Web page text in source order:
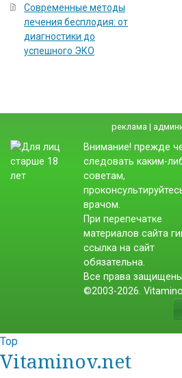
Современные методы
лечения бесплодия: от
диагностики до
успешного ЭКО
реклама |
Внимание! прежде
следовать каким-
советам,
врачом.
При перепечатке
материалов сайта
ссылка на сайт
обязательна.
Все права защищены
©2003-2026.
Top
Vitaminov.net